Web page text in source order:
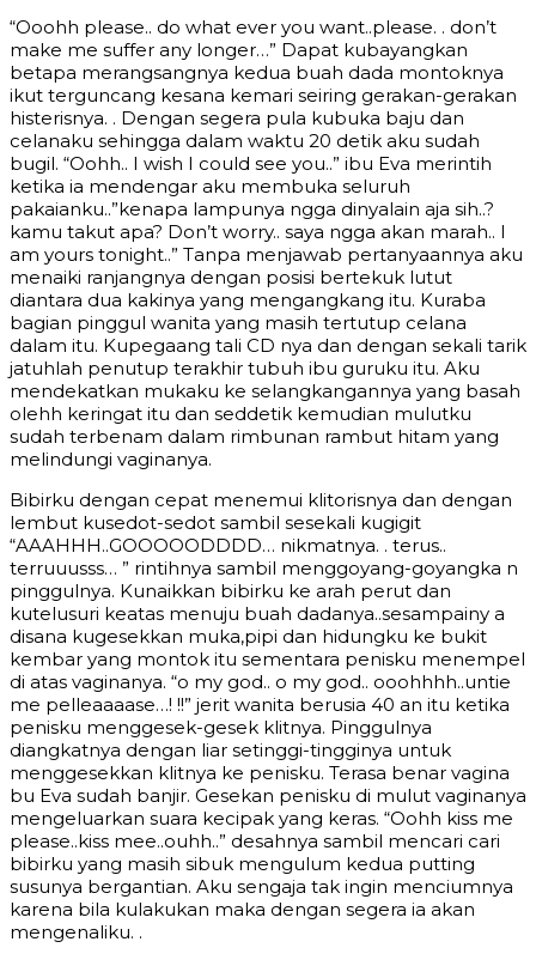
“Ooohh please.. do what ever you want..please. . don’t
make me suffer any longer…” Dapat kubayangkan
betapa merangsangnya kedua buah dada montoknya
ikut terguncang kesana kemari seiring gerakan-gerakan
histerisnya. . Dengan segera pula kubuka baju dan
celanaku sehingga dalam waktu 20 detik aku sudah
bugil. “Oohh.. I wish I could see you..” ibu Eva merintih
ketika ia mendengar aku membuka seluruh
pakaianku..”kenapa lampunya ngga dinyalain aja sih..?
kamu takut apa? Don’t worry.. saya ngga akan marah.. I
am yours tonight..” Tanpa menjawab pertanyaannya aku
menaiki ranjangnya dengan posisi bertekuk lutut
diantara dua kakinya yang mengangkang itu. Kuraba
bagian pinggul wanita yang masih tertutup celana
dalam itu. Kupegaang tali CD nya dan dengan sekali tarik
jatuhlah penutup terakhir tubuh ibu guruku itu. Aku
mendekatkan mukaku ke selangkangannya yang basah
olehh keringat itu dan seddetik kemudian mulutku
sudah terbenam dalam rimbunan rambut hitam yang
melindungi vaginanya.
Bibirku dengan cepat menemui klitorisnya dan dengan
lembut kusedot-sedot sambil sesekali kugigit
“AAAHHH..GOOOOODDDD… nikmatnya. . terus..
terruuusss… ” rintihnya sambil menggoyang-goyangka n
pinggulnya. Kunaikkan bibirku ke arah perut dan
kutelusuri keatas menuju buah dadanya..sesampainy a
disana kugesekkan muka,pipi dan hidungku ke bukit
kembar yang montok itu sementara penisku menempel
di atas vaginanya. “o my god.. o my god.. ooohhhh..untie
me pelleaaaase…! !!” jerit wanita berusia 40 an itu ketika
penisku menggesek-gesek klitnya. Pinggulnya
diangkatnya dengan liar setinggi-tingginya untuk
menggesekkan klitnya ke penisku. Terasa benar vagina
bu Eva sudah banjir. Gesekan penisku di mulut vaginanya
mengeluarkan suara kecipak yang keras. “Oohh kiss me
please..kiss mee..ouhh..” desahnya sambil mencari cari
bibirku yang masih sibuk mengulum kedua putting
susunya bergantian. Aku sengaja tak ingin menciumnya
karena bila kulakukan maka dengan segera ia akan
mengenaliku. .